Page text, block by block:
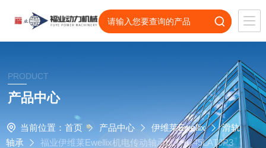
PRODUCT
产品中心
当前位置： 首页 产品中心 伊维莱Ewellix
滑轨
轴承
福业伊维莱Ewellix机电传动轴承LLTHC45LAT0P3